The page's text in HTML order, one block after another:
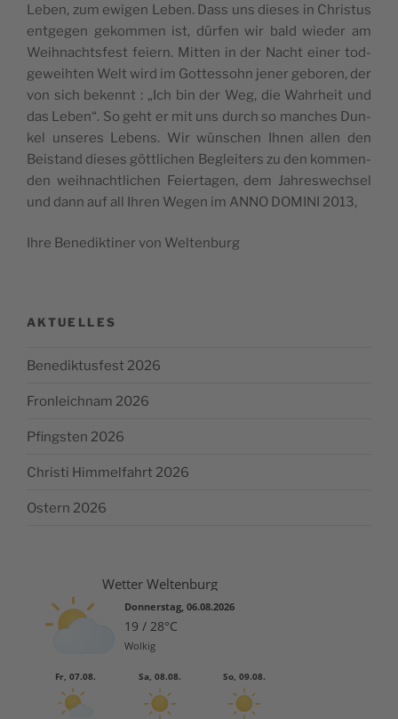
Leben, zum ewi­gen Leben. Dass uns dieses in Chris­tus
ent­ge­gen gekom­men ist, dür­fen wir bald wie­der am
Weih­nachts­fest feiern. Mit­ten in der Nacht einer tod­
ge­weih­ten Welt wird im Got­tes­sohn jener gebo­ren, der
von sich bekennt : „Ich bin der Weg, die Wah­rheit und
das Leben“. So geht er mit uns durch so manches Dun­
kel unseres Lebens. Wir wün­schen Ihnen allen den
Beis­tand dieses göt­tli­chen Beglei­ters zu den kom­men­
den weih­nacht­li­chen Feier­ta­gen, dem Jah­res­wech­sel
und dann auf all Ihren Wegen im ANNO DOMINI 2013,
Ihre Bene­dik­ti­ner von Weltenburg
AKTUELLES
Benediktusfest 2026
Fronleichnam 2026
Pfingsten 2026
Christi Himmelfahrt 2026
Ostern 2026
Wetter Weltenburg
Donnerstag, 06.08.2026
19 / 28°C
Wolkig
Fr, 07.08. Sa, 08.08. So, 09.08.